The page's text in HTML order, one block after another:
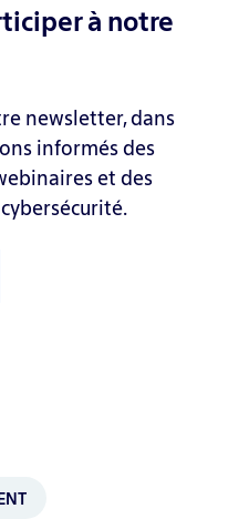
à notre
newsletter, dans
informés des
et des